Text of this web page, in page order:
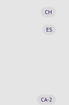
CH
ES
CA-2